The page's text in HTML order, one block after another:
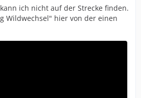
ich nicht auf der Strecke finden.
Wildwechsel" hier von der einen